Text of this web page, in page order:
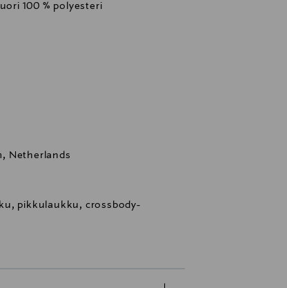
100 % polyesteri
Netherlands
pikkulaukku, crossbody-